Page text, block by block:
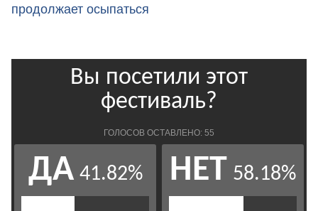
продолжает осыпаться